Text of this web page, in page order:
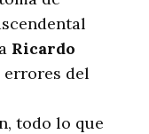
Ricardo
errores del
todo lo que